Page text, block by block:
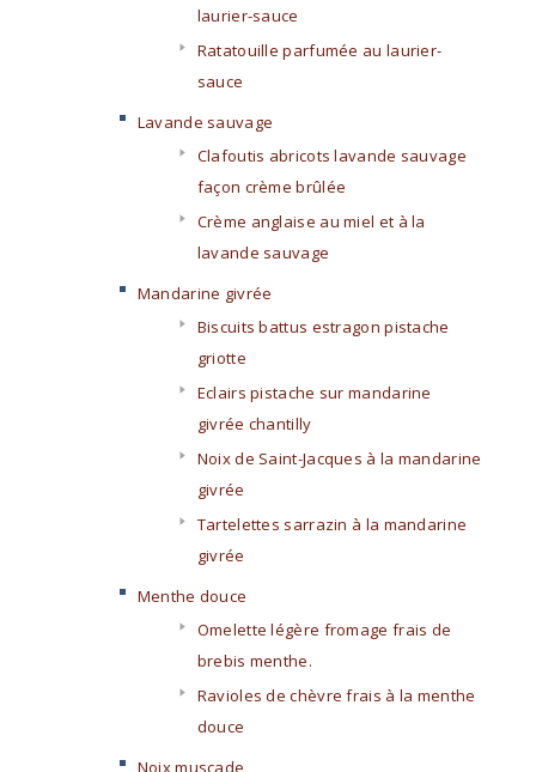
laurier-sauce
Ratatouille parfumée au laurier-
sauce
Lavande sauvage
Clafoutis abricots lavande sauvage
façon crème brûlée
Crème anglaise au miel et à la
lavande sauvage
Mandarine givrée
Biscuits battus estragon pistache
griotte
Eclairs pistache sur mandarine
givrée chantilly
Noix de Saint-Jacques à la mandarine
givrée
Tartelettes sarrazin à la mandarine
givrée
Menthe douce
Omelette légère fromage frais de
brebis menthe.
Ravioles de chèvre frais à la menthe
douce
Noix muscade